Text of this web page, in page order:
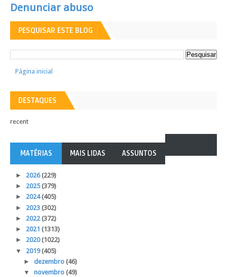
Denunciar abuso
PESQUISAR ESTE BLOG
Página inicial
DESTAQUES
recent
MATÉRIAS MAIS LIDAS ASSUNTOS
► 2026(229)
► 2025(379)
► 2024(405)
► 2023 (302)
► 2022(372)
► 2021 (1313)
► 2020(1022)
▼ 2019(405)
► dezembro (46)
▼ novembro (49)